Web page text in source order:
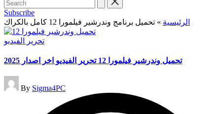
for:
Subscribe
الرئيسية » تحميل برنامج وندرشير فيلمورا 12 كامل بالكراك
Posted
تحرير الفيديو
تحميل وندرشير فيلمورا 12 تحرير الفيديو اخر اصدار 2025
Posted
by
By Sigma4PC